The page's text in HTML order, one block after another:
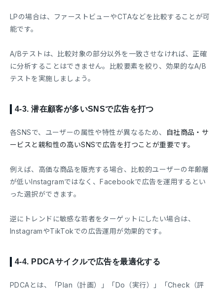
LPの場合は、ファーストビューやCTAなどを比較することが可
能です。
A/Bテストは、比較対象の部分以外を一致させなければ、正確
に分析することはできません。比較要素を絞り、効果的なA/B
テストを実施しましょう。
4-3.潜在顧客が多いSNSで広告を打つ
各SNSで、ユーザーの属性や特性が異なるため、
自社商品・サ
ービスと親和性の高いSNSで広告を打つことが重要です。
例えば、高価な商品を販売する場合、比較的ユーザーの年齢層
が低いInstagramではなく、Facebookで広告を運用するとい
った選択ができます。
逆にトレンドに敏感な若者をターゲットにしたい場合は、
InstagramやTikTokでの広告運用が効果的です。
4-4. PDCAサイクルで広告を最適化する
PDCAとは、「Plan（計画）」「Do（実行）」「Check（評